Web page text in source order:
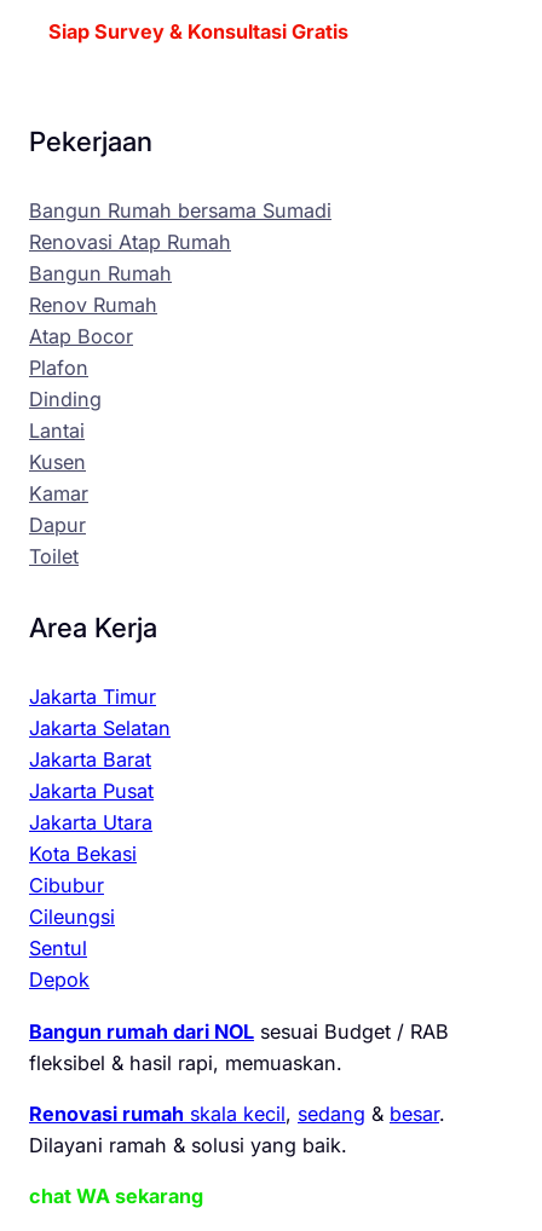
Siap Survey & Konsultasi Gratis
Pekerjaan
Bangun Rumah bersama Sumadi
Renovasi Atap Rumah
Bangun Rumah
Renov Rumah
Atap Bocor
Plafon
Dinding
Lantai
Kusen
Kamar
Dapur
Toilet
Area Kerja
Jakarta Timur
Jakarta Selatan
Jakarta Barat
Jakarta Pusat
Jakarta Utara
Kota Bekasi
Cibubur
Cileungsi
Sentul
Depok
Bangun rumah dari NOL sesuai Budget / RAB
fleksibel & hasil rapi, memuaskan.
Renovasi rumah skala kecil, sedang & besar.
Dilayani ramah & solusi yang baik.
chat WA sekarang